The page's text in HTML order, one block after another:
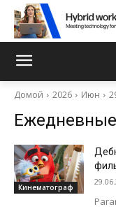
Домой 2026 Июн
Кинематограф